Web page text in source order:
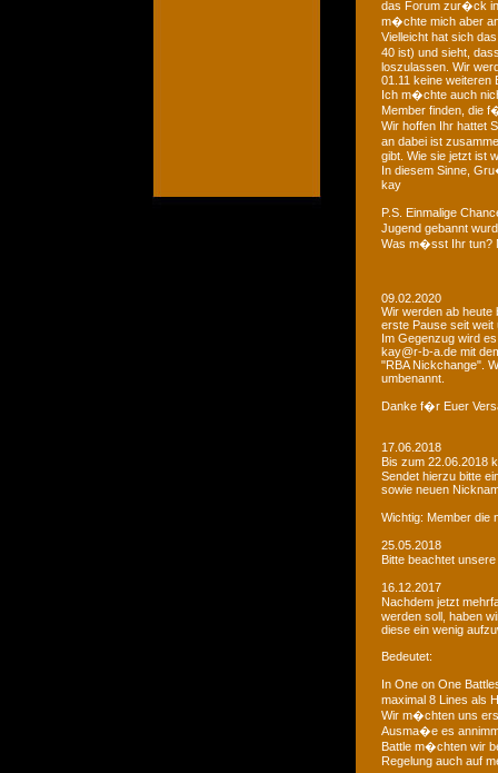
das Forum zur�ck
m�chte mich aber
Vielleicht hat sich
40 ist) und sieht,
loszulassen. Wir
01.11 keine weiteren
Ich m�chte auch
Member finden, die
Wir hoffen Ihr hattet
an dabei ist
gibt. Wie sie jetzt ist
In diesem Sinne,
kay
P.S. Einmalige
Jugend gebannt
Was m�sst Ihr tun?
09.02.2020
Wir werden ab heute
erste Pause seit weit
Im Gegenzug wird
kay@r-b-a.de mit
"RBA Nickchange".
umbenannt.
Danke f�r Euer
17.06.2018
Bis zum 22.06.2018
Sendet hierzu bitte
sowie neuen
Wichtig: Member
25.05.2018
Bitte beachtet
16.12.2017
Nachdem jetzt
werden soll, haben
diese ein wenig
Bedeutet:
In One on One
maximal 8 Lines als
Wir m�chten uns
Ausma�e es
Battle m�chten wir
Regelung auch auf